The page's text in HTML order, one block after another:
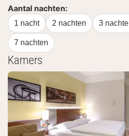
Aantal nachten:
1 nacht 2 nachten 3
7 nachten
Kamers